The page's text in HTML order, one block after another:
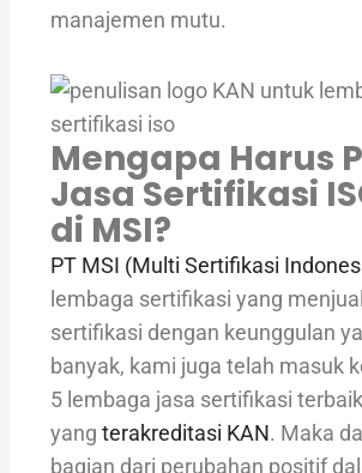
manajemen mutu.
Mengapa Harus
Jasa Sertifikasi
di MSI?
PT MSI (Multi Sertifikasi
lembaga sertifikasi yang
sertifikasi dengan keunggulan
banyak, kami juga telah masuk
5 lembaga jasa sertifikasi terbaik
yang terakreditasi KAN. Maka
bagian dari perubahan positif